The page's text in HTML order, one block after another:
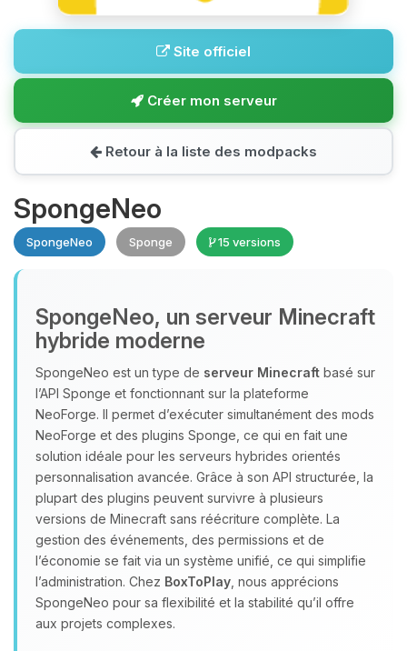
Site officiel
Créer mon serveur
Retour à la liste des modpacks
SpongeNeo
SpongeNeo Sponge 15 versions
SpongeNeo, un serveur Minecraft
hybride moderne
SpongeNeo est un type de serveur Minecraft basé sur
l’API Sponge et fonctionnant sur la plateforme
NeoForge. Il permet d’exécuter simultanément des mods
NeoForge et des plugins Sponge, ce qui en fait une
solution idéale pour les serveurs hybrides orientés
personnalisation avancée. Grâce à son API structurée, la
plupart des plugins peuvent survivre à plusieurs
versions de Minecraft sans réécriture complète. La
gestion des événements, des permissions et de
l’économie se fait via un système unifié, ce qui simplifie
l’administration. Chez BoxToPlay , nous apprécions
SpongeNeo pour sa flexibilité et la stabilité qu’il offre
aux projets complexes.
Youpi, enfin quelqu’un pour me
parler ! Moi c’est Choupy, ton petit
assistant BoxToPlay. Dis-moi ce dont
tu as besoin et je vais remuer mes
petits circuits pour t’aider.
06/08/2026 à 19:02